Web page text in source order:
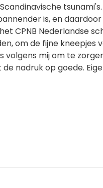
is, en daardoor
CPNB Nederlandse
om de fijne kneepjes
volgens mij om te
nadruk op goede.